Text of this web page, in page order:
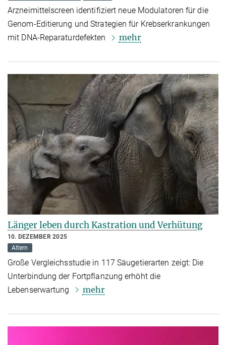
Arzneimittelscreen identifiziert neue Modulatoren für die
Genom-Editierung und Strategien für Krebserkrankungen
mit DNA-Reparaturdefekten
mehr
Länger leben durch Kastration und Verhütung
10. DEZEMBER 2025
Altern
Große Vergleichsstudie in 117 Säugetierarten zeigt: Die
Unterbindung der Fortpflanzung erhöht die
Lebenserwartung
mehr